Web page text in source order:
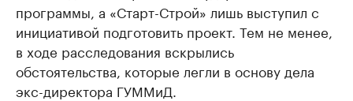
программы, а «Старт-Строй» лишь выступил с
инициативой подготовить проект. Тем не менее,
в ходе расследования вскрылись
обстоятельства, которые легли в основу дела
экс-директора ГУММиД.